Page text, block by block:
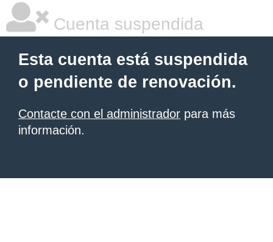
Cuenta suspendida
Esta cuenta está suspendida
o pendiente de renovación.
Contacte con el administrador para más
información.